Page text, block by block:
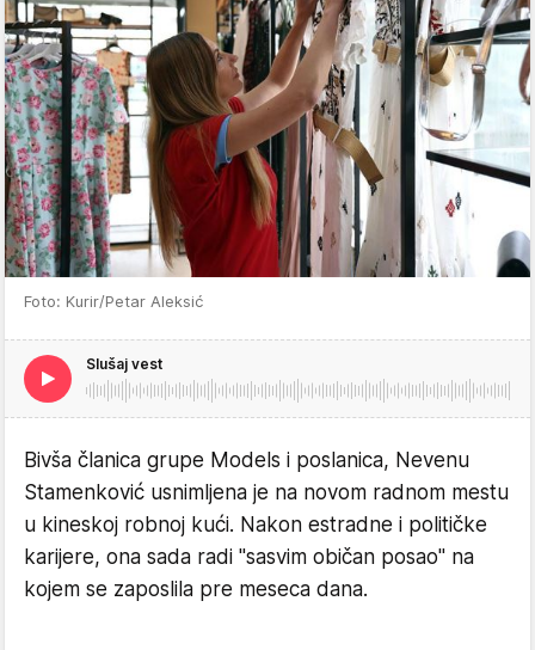
Foto: Kurir/Petar Aleksić
Slušaj vest
Bivša članica grupe Models i poslanica, Nevenu
Stamenković usnimljena je na novom radnom mestu
u kineskoj robnoj kući. Nakon estradne i političke
karijere, ona sada radi "sasvim običan posao" na
kojem se zaposlila pre meseca dana.